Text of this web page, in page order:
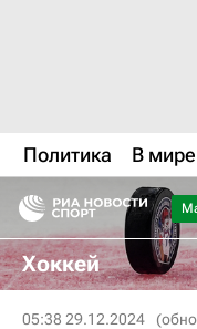
Политика В мире
Хоккей
05:38 29.12.2024